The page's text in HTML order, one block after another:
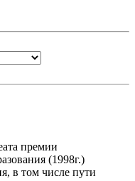
премии
(1998г.)
в том числе пути